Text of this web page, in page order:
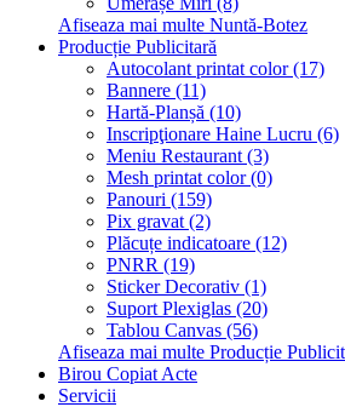
Afiseaza mai multe Nuntă-Botez
Producție Publicitară
Autocolant printat color (17)
Bannere (11)
Hartă-Planșă (10)
Inscripţionare Haine Lucru (6)
Meniu Restaurant (3)
Mesh printat color (0)
Panouri (159)
Pix gravat (2)
Plăcuțe indicatoare (12)
PNRR (19)
Sticker Decorativ (1)
Suport Plexiglas (20)
Tablou Canvas (56)
Afiseaza mai multe Producție
Birou Copiat Acte
Servicii